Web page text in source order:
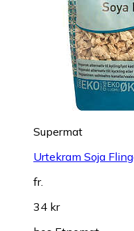
Supermat
Urtekram Soja
fr.
34 kr